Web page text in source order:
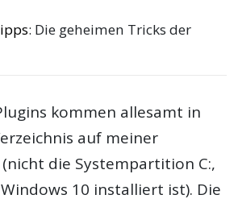
: Die geheimen Tricks der
kommen allesamt in
auf meiner
die Systempartition C:,
10 installiert ist). Die